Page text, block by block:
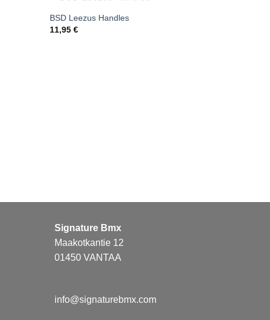
BSD Leezus Handles
11,95 €
Signature Bmx
Maakotkantie 12
01450 VANTAA
info@signaturebmx.com